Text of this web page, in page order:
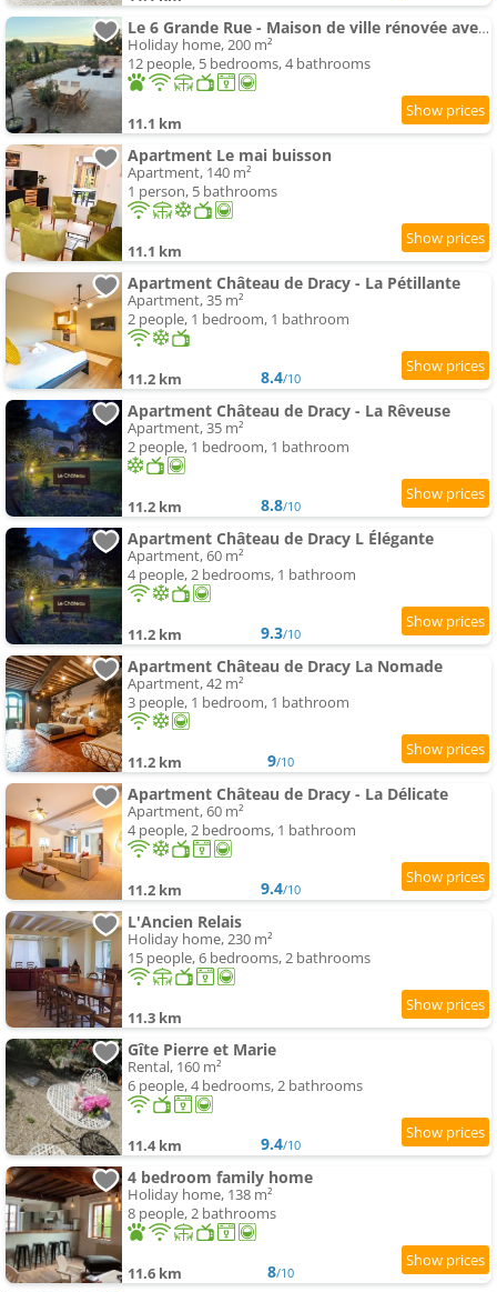
Le 6 Grande Rue - Maison de ville rénovée avec jardin
Holiday home, 200 m²
12 people, 5 bedrooms, 4 bathrooms
11.1 km
Apartment Le mai buisson
Apartment, 140 m²
1 person, 5 bathrooms
11.1 km
Apartment Château de Dracy - La Pétillante
Apartment, 35 m²
2 people, 1 bedroom, 1 bathroom
11.2 km 8.4/10
Apartment Château de Dracy - La Rêveuse
Apartment, 35 m²
2 people, 1 bedroom, 1 bathroom
11.2 km 8.8/10
Apartment Château de Dracy L Élégante
Apartment, 60 m²
4 people, 2 bedrooms, 1 bathroom
11.2 km 9.3/10
Apartment Château de Dracy La Nomade
Apartment, 42 m²
3 people, 1 bedroom, 1 bathroom
11.2 km 9/10
Apartment Château de Dracy - La Délicate
Apartment, 60 m²
4 people, 2 bedrooms, 1 bathroom
11.2 km 9.4/10
L'Ancien Relais
Holiday home, 230 m²
15 people, 6 bedrooms, 2 bathrooms
11.3 km
Gîte Pierre et Marie
Rental, 160 m²
6 people, 4 bedrooms, 2 bathrooms
11.4 km 9.4/10
4 bedroom family home
Holiday home, 138 m²
8 people, 2 bathrooms
11.6 km 8/10